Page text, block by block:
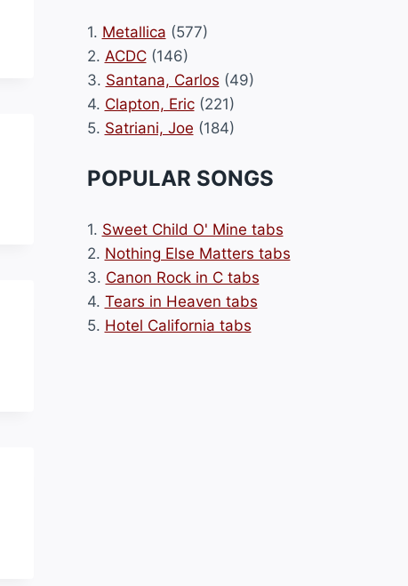
1. Metallica (577)
2. ACDC(146)
3. Santana, Carlos (49)
4. Clapton, Eric(221)
5. Satriani, Joe (184)
POPULAR SONGS
1. Sweet Child O' Mine tabs
2. Nothing Else Matters tabs
3. Canon Rock in C tabs
4. Tears in Heaven tabs
5. Hotel California tabs